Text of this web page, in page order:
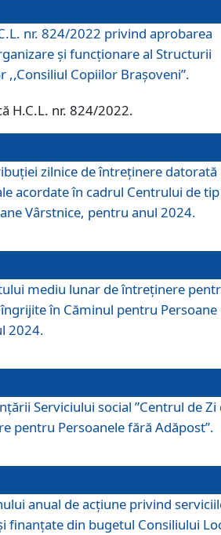
nr. 824/2022 privind aprobarea
şi funcţionare al Structurii
,,Consiliul Copiilor Braşoveni”.
H.C.L. nr. 824/2022.
zilnice de întreținere datorată
acordate în cadrul Centrului de tip
Vârstnice, pentru anul 2024.
mediu lunar de întreţinere
în Căminul pentru Persoane
2024.
Serviciului social ”Centrul de Zi
pentru Persoanele fără Adăpost”.
anual de acțiune privind
finanțate din bugetul Consiliului